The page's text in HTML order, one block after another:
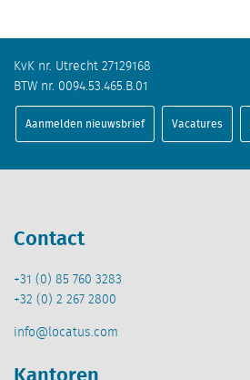
KvK nr. Utrecht 27129168
BTW nr. 0094.53.465.B.01
Aanmelden nieuwsbrief Vacatures
Contact
+31 (0) 85 760 3283
+32 (0) 2 267 2800
info@locatus.com
Kantoren